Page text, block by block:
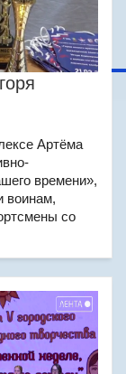
Артёма
времени»,
воинам,
со